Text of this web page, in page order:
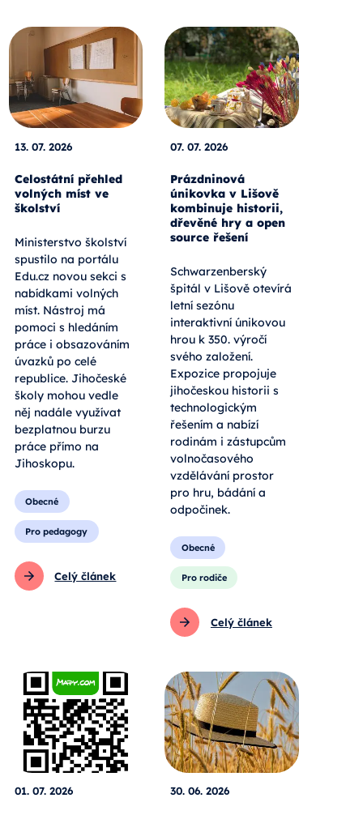
13. 07. 2026
Celostátní přehled
volných míst ve
školství
Ministerstvo školství
spustilo na portálu
Edu.cz novou sekci s
nabídkami volných
míst. Nástroj má
pomoci s hledáním
práce i obsazováním
úvazků po celé
republice. Jihočeské
školy mohou vedle
něj nadále využívat
bezplatnou burzu
práce přímo na
Jihoskopu.
Obecné
Pro pedagogy
Celý článek
07. 07. 2026
Prázdninová
únikovka v Lišově
kombinuje historii,
dřevěné hry a open
source řešení
Schwarzenberský
špitál v Lišově otevírá
letní sezónu
interaktivní únikovou
hrou k 350. výročí
svého založení.
Expozice propojuje
jihočeskou historii s
technologickým
řešením a nabízí
rodinám i zástupcům
volnočasového
vzdělávání prostor
pro hru, bádání a
odpočinek.
Obecné
Pro rodiče
Celý článek
01. 07. 2026 30. 06. 2026